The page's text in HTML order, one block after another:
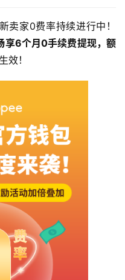
卖家0费率持续进行中！
享6个月0手续费提现，额
效！